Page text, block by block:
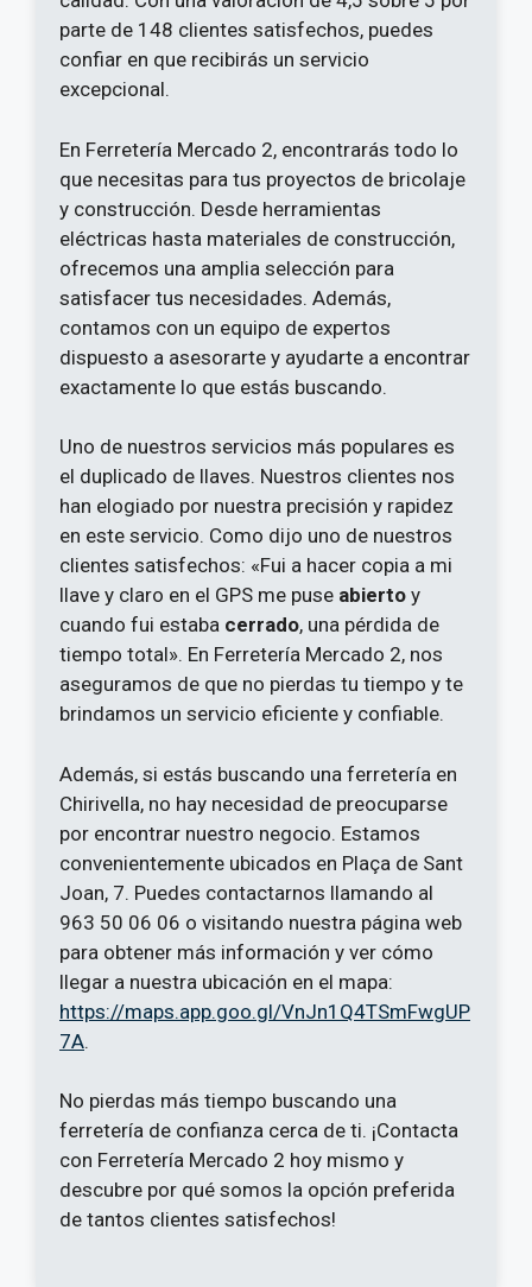
parte de 148 clientes satisfechos, puedes
confiar en que recibirás un servicio
excepcional.
En Ferretería Mercado 2, encontrarás todo lo
que necesitas para tus proyectos de bricolaje
y construcción. Desde herramientas
eléctricas hasta materiales de construcción,
ofrecemos una amplia selección para
satisfacer tus necesidades. Además,
contamos con un equipo de expertos
dispuesto a asesorarte y ayudarte a encontrar
exactamente lo que estás buscando.
Uno de nuestros servicios más populares es
el duplicado de llaves. Nuestros clientes nos
han elogiado por nuestra precisión y rapidez
en este servicio. Como dijo uno de nuestros
clientes satisfechos: «Fui a hacer copia a mi
llave y claro en el GPS me puse abierto y
cuando fui estaba cerrado, una pérdida de
tiempo total». En Ferretería Mercado 2, nos
aseguramos de que no pierdas tu tiempo y te
brindamos un servicio eficiente y confiable.
Además, si estás buscando una ferretería en
Chirivella, no hay necesidad de preocuparse
por encontrar nuestro negocio. Estamos
convenientemente ubicados en Plaça de Sant
Joan, 7. Puedes contactarnos llamando al
963 50 06 06 o visitando nuestra página web
para obtener más información y ver cómo
llegar a nuestra ubicación en el mapa:
https://maps.app.goo.gl/VnJn1Q4TSmFwgUP
7A.
No pierdas más tiempo buscando una
ferretería de confianza cerca de ti. ¡Contacta
con Ferretería Mercado 2 hoy mismo y
descubre por qué somos la opción preferida
de tantos clientes satisfechos!